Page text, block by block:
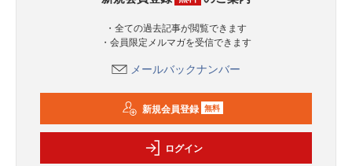
・全ての過去記事が閲覧できます
・会員限定メルマガを受信できます
メールバックナンバー
新規会員登録 無料
ログイン